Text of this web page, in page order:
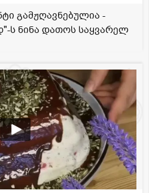
გამჟღავნებულია -
ს ნინა დათოს საყვარელ